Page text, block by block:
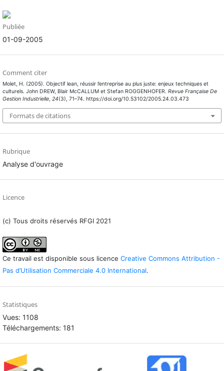
Publiée
01-09-2005
Comment citer
Molet, H. (2005). Objectif lean, réussir l’entreprise au plus juste: enjeux techniques et
culturels. John DREW, Blair McCALLUM et Stefan ROGGENHOFER. Revue Française De
Gestion Industrielle, 24(3), 71–74. https://doi.org/10.53102/2005.24.03.473
Formats de citations
Rubrique
Analyse d'ouvrage
Licence
(c) Tous droits réservés RFGI 2021
Ce travail est disponible sous licence Creative Commons Attribution -
Pas d’Utilisation Commerciale 4.0 International.
Statistiques
Vues: 1108
Téléchargements: 181